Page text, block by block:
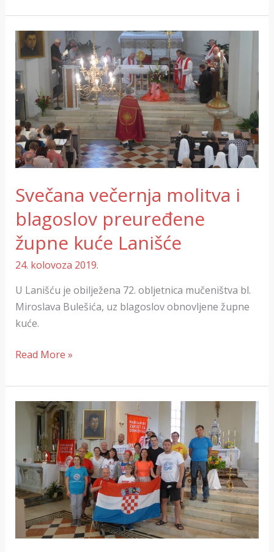
Svečana večernja molitva i
blagoslov preuređene
župne kuće Lanišće
24. kolovoza 2019.
U Lanišću je obilježena 72. obljetnica mučeništva bl.
Miroslava Bulešića, uz blagoslov obnovljene župne
kuće.
Svečana
večernja
molitva
i
blagoslov
preuređene
župne
kuće
Lanišće
Read More »
Hodočasnici
Marijanskog
zavjeta
za
Domovinu
u
Lanišću